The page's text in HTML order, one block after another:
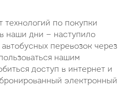
технологий по покупки
наши дни — наступило
перевозок через
нашим
доступ в интернет и
электронный